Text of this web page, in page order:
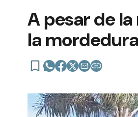
A pesar de
la